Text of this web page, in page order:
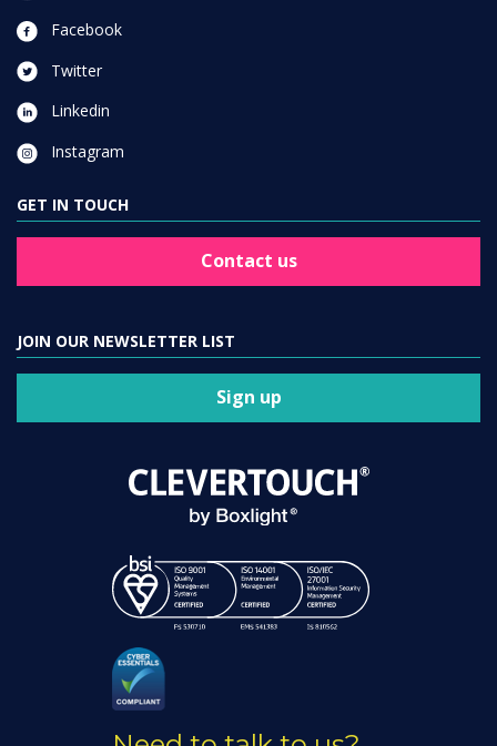
Facebook
Twitter
Linkedin
Instagram
GET IN TOUCH
Contact us
JOIN OUR NEWSLETTER LIST
Sign up